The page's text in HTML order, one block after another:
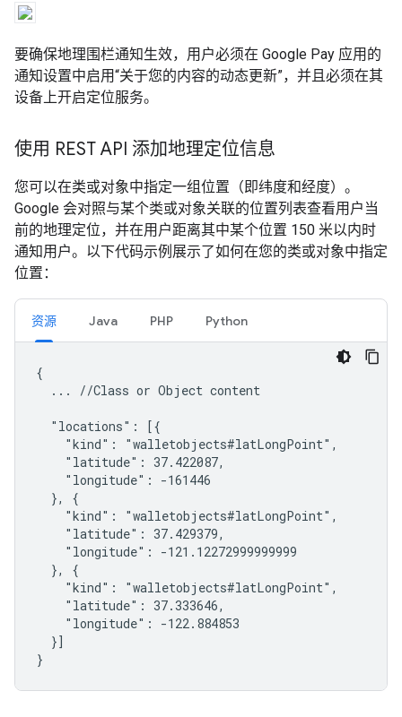
要确保地理围栏通知生效，用户必须在 Google Pay 应用的
通知设置中启用“关于您的内容的动态更新”，并且必须在其
设备上开启定位服务。
使用 REST API 添加地理定位信息
您可以在类或对象中指定一组位置（即纬度和经度）。
Google 会对照与某个类或对象关联的位置列表查看用户当
前的地理定位，并在用户距离其中某个位置 150 米以内时
通知用户。以下代码示例展示了如何在您的类或对象中指定
位置：
资源 Java PHP Python
{
  ... //Class or Object content
  "locations": [{
    "kind": "walletobjects#latLongPoint",
    "latitude": 37.422087,
    "longitude": -161446
  }, {
    "kind": "walletobjects#latLongPoint",
    "latitude": 37.429379,
    "longitude": -121.12272999999999
  }, {
    "kind": "walletobjects#latLongPoint",
    "latitude": 37.333646,
    "longitude": -122.884853
  }]
}